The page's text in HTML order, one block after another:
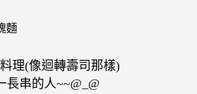
理(像迴轉壽司那樣)
長串的人~~@_@